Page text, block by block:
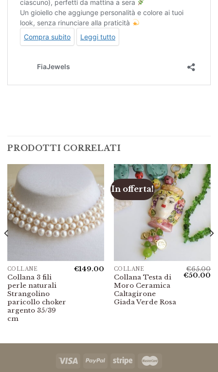
PRODOTTI CORRELATI
COLLANE
Collana 3 fili
perle naturali
Strangolino
paricollo choker
argento 35/39
cm
€149.00
In offerta!
COLLANE
Collana Testa di
Moro Ceramica
Caltagirone
Giada Verde Rosa
€65.00
Il
€50.00